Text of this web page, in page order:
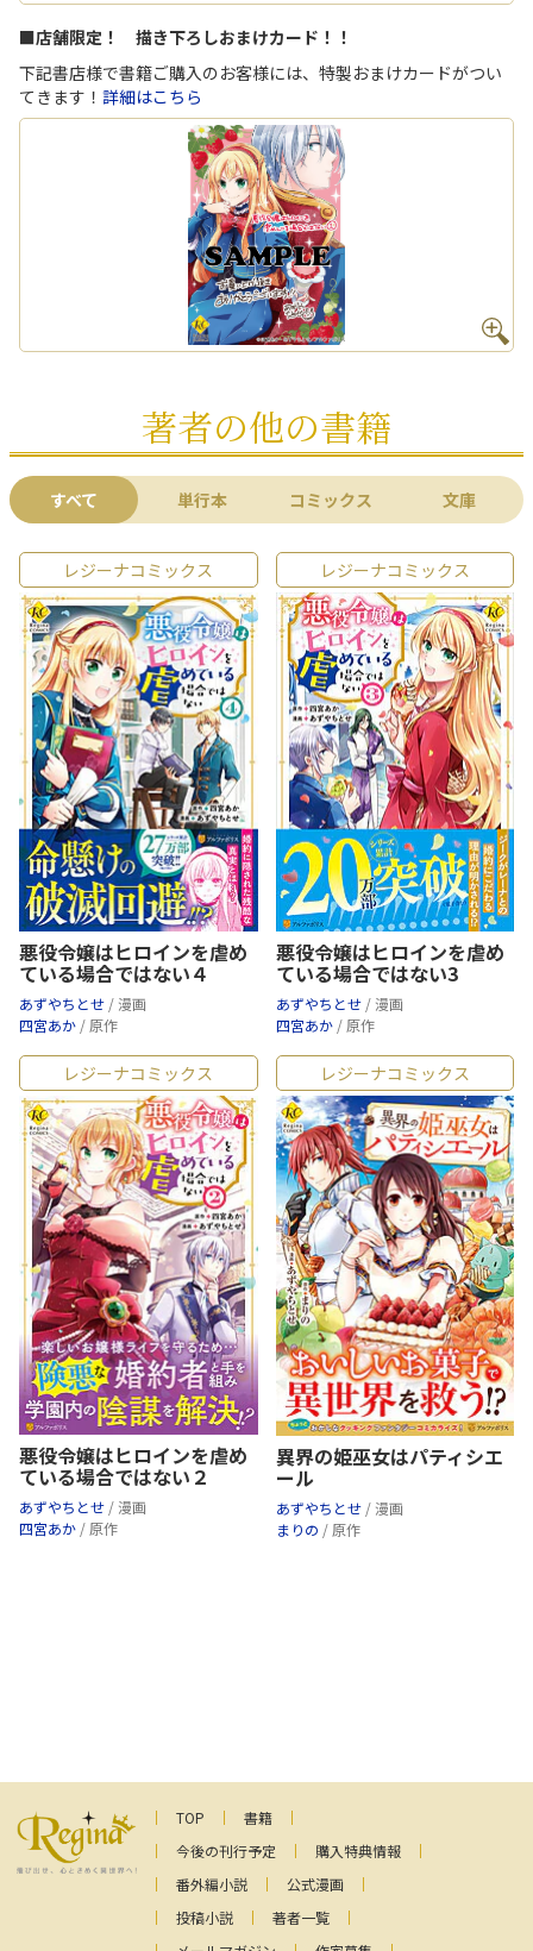
■店舗限定！ 描き下ろしおまけカード！！
下記書店様で書籍ご購入のお客様には、特製おまけカードがつい
てきます！ 詳細はこちら
著者の他の書籍
すべて 単行本 コミックス 文庫
レジーナコミックス
悪役令嬢はヒロインを虐め
ている場合ではない４
あずやちとせ / 漫画
四宮あか / 原作
レジーナコミックス
悪役令嬢はヒロインを虐め
ている場合ではない3
あずやちとせ / 漫画
四宮あか / 原作
レジーナコミックス
悪役令嬢はヒロインを虐め
ている場合ではない２
あずやちとせ / 漫画
四宮あか / 原作
レジーナコミックス
異界の姫巫女はパティシエ
ール
あずやちとせ / 漫画
まりの / 原作
TOP
書籍
今後の刊行予定
購入特典情報
番外編小説
公式漫画
投稿小説
著者一覧